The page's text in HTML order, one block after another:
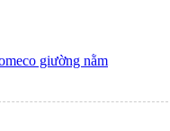
giường nằm